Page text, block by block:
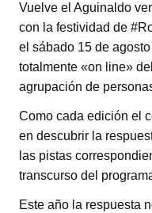
Vuelve el Aguinaldo
con la festividad de
el sábado 15 de
totalmente «on line»
agrupación de
Como cada edición el
en descubrir la
las pistas
transcurso del
Este año la respuesta